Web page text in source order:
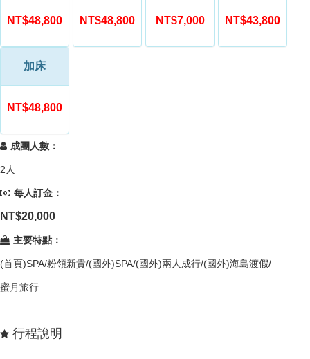
NT$48,800 NT$48,800 NT$7,000 NT$43,800
加床
NT$48,800
成團人數：
2人
每人訂金：
NT$20,000
主要特點：
(首頁)SPA/粉領新貴/(國外)SPA/(國外)兩人成行/(國外)海島渡假/
蜜月旅行
行程說明